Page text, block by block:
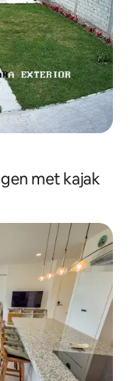
met kajak